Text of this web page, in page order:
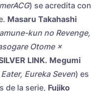
) se acredita con
Masaru Takahashi
kun no Revenge,
Otome ×
LINK. Megumi
Eureka Seven) es
de la serie, Fujiko